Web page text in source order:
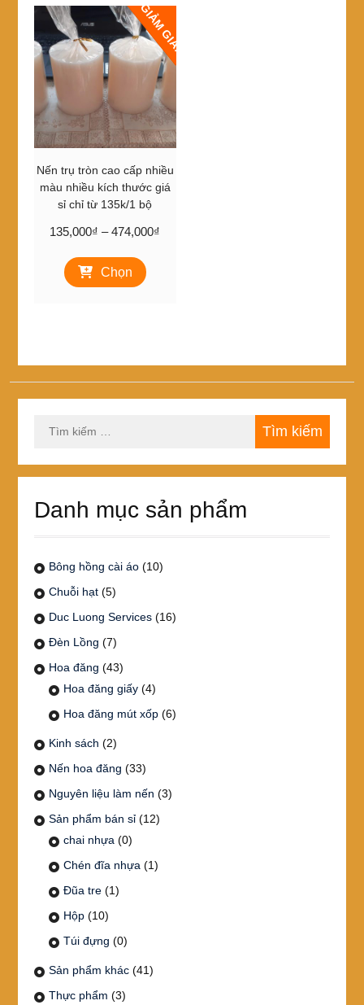
GIẢM GIÁ!
Nến trụ tròn cao cấp nhiều
màu nhiều kích thước giá
sỉ chỉ từ 135k/1 bộ
135,000₫ – 474,000₫
Chọn
phẩm
chọn
trang
kiếm
Danh mục sản phẩm
Bông hồng cài áo (10)
Chuỗi hạt (5)
Duc Luong Services (16)
Đèn Lồng (7)
Hoa đăng (43)
Hoa đăng giấy (4)
Hoa đăng mút xốp (6)
Kinh sách (2)
Nến hoa đăng (33)
Nguyên liệu làm nến (3)
Sản phẩm bán sỉ (12)
chai nhựa (0)
Chén đĩa nhựa (1)
Đũa tre (1)
Hộp (10)
Túi đựng (0)
Sản phẩm khác (41)
Thực phẩm (3)